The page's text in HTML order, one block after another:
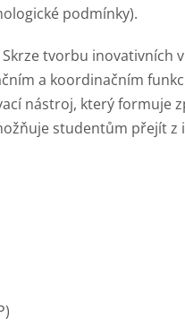
podmínky).
tvorbu inovativních
a koordinačním
nástroj, který formuje
studentům přejít